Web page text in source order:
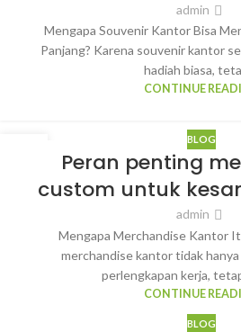
admin
Mengapa Souvenir Kantor Bisa
Panjang? Karena souvenir kantor
hadiah biasa,
CONTINUE
BLOG
Peran penting
custom untuk
admin
Mengapa Merchandise Kantor
merchandise kantor tidak
perlengkapan kerja,
CONTINUE
BLOG